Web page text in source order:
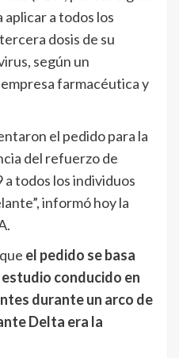
aplicar a todos los
dosis de su
según un
farmacéutica y
el pedido para la
del refuerzo de
a todos los individuos
informó hoy la
el pedido se basa
conducido en
durante un arco de
Delta era la